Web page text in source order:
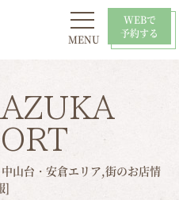
MENU
WEBで
予約する
山台・安倉エリア,街のお店情
]